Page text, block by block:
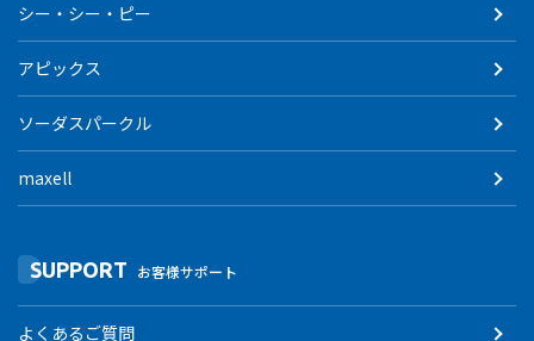
シー・シー・ピー
アピックス
ソーダスパークル
maxell
SUPPORT お客様サポート
よくあるご質問